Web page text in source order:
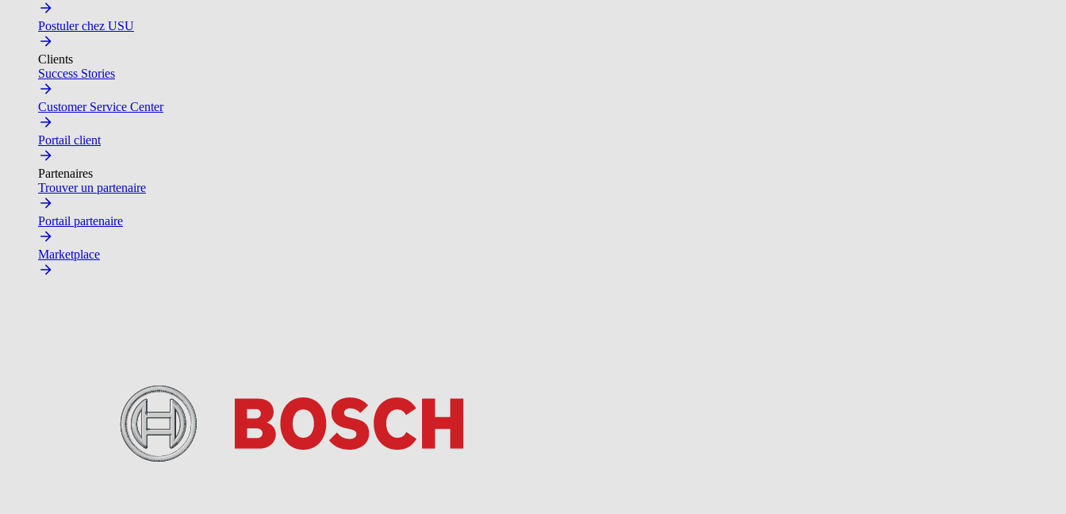
Postuler chez USU
Clients
Success Stories
Customer Service Center
Portail client
Partenaires
Trouver un partenaire
Portail partenaire
Marketplace